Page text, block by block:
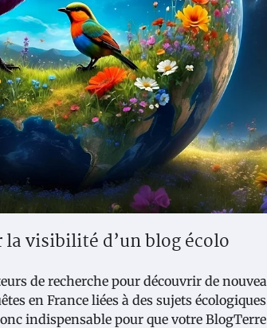
la visibilité d’un blog écolo
de recherche pour découvrir de
en France liées à des sujets
indispensable pour que votre